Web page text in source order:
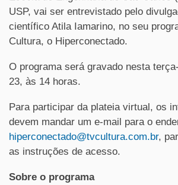
USP, vai ser entrevistado pelo
científico Atila Iamarino, no seu
Cultura, o Hiperconectado.
O programa será gravado nesta
23, às 14 horas.
Para participar da plateia virtual, os
devem mandar um e-mail para o
hiperconectado@tvcultura.com.br,
as instruções de acesso.
Sobre o programa